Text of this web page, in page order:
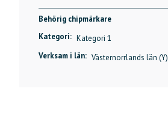
Behörig chipmärkare
Kategori: Kategori 1
Verksam i län: Västernorrlands län (Y)